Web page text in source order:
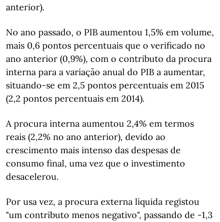
anterior).
No ano passado, o PIB aumentou 1,5% em volume,
mais 0,6 pontos percentuais que o verificado no
ano anterior (0,9%), com o contributo da procura
interna para a variação anual do PIB a aumentar,
situando-se em 2,5 pontos percentuais em 2015
(2,2 pontos percentuais em 2014).
A procura interna aumentou 2,4% em termos
reais (2,2% no ano anterior), devido ao
crescimento mais intenso das despesas de
consumo final, uma vez que o investimento
desacelerou.
Por usa vez, a procura externa líquida registou
"um contributo menos negativo", passando de -1,3